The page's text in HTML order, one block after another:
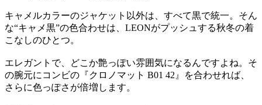
キャメルカラーのジャケット以外は、すべて黒で統一。そん
な“キャメ黒”の色合わせは、LEONがプッシュする秋冬の着
こなしのひとつ。
エレガントで、どこか艶っぽい雰囲気になるんですよね。そ
の腕元にコンビの『クロノマット B01 42』を合わせれば、
さらに色っぽさが倍増します。